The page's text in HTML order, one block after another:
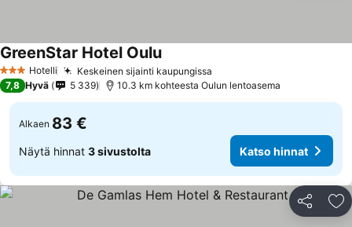
3 Tähtiluokitus
Hotelli Keskeinen sijainti kaupungissa
GreenStar Hotel Oulu
7,8 Hyvä 5 339 10.3 km kohteesta Oulun lentoasema
Alkaen 83 €
Näytä hinnat 3 sivustolta Katso hinnat
Jaa